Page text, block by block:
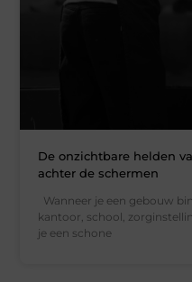
De onzichtbare helden
achter de schermen
Wanneer je een gebouw
kantoor, school,
je een schone